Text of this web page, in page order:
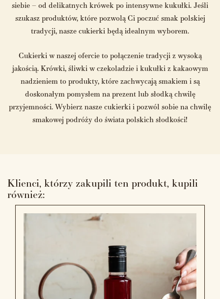
siebie – od delikatnych krówek po intensywne kukułki. Jeśli
szukasz produktów, które pozwolą Ci poczuć smak polskiej
tradycji, nasze cukierki będą idealnym wyborem.
Cukierki w naszej ofercie to połączenie tradycji z wysoką
jakością. Krówki, śliwki w czekoladzie i kukułki z kakaowym
nadzieniem to produkty, które zachwycają smakiem i są
doskonałym pomysłem na prezent lub słodką chwilę
przyjemności. Wybierz nasze cukierki i pozwól sobie na chwilę
smakowej podróży do świata polskich słodkości!
Klienci, którzy zakupili ten produkt, kupili
również: